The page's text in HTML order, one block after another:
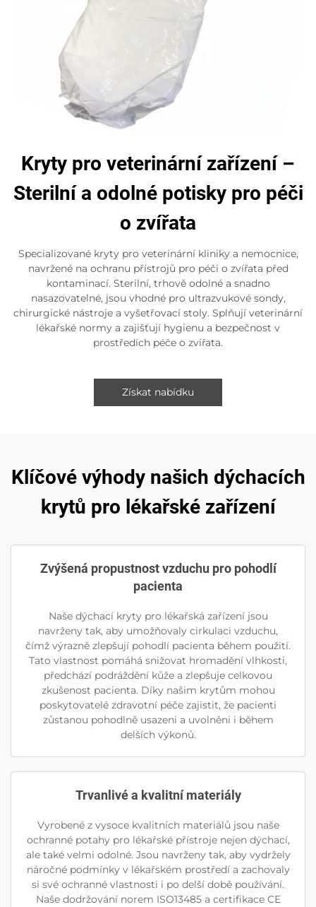
Kryty pro veterinární zařízení –
Sterilní a odolné potisky pro péči
o zvířata
Specializované kryty pro veterinární kliniky a nemocnice,
navržené na ochranu přístrojů pro péči o zvířata před
kontaminací. Sterilní, trhově odolné a snadno
nasazovatelné, jsou vhodné pro ultrazvukové sondy,
chirurgické nástroje a vyšetřovací stoly. Splňují veterinární
lékařské normy a zajišťují hygienu a bezpečnost v
prostředích péče o zvířata.
Získat nabídku
Klíčové výhody našich dýchacích
krytů pro lékařské zařízení
Zvýšená propustnost vzduchu pro pohodlí
pacienta
Naše dýchací kryty pro lékařská zařízení jsou
navrženy tak, aby umožňovaly cirkulaci vzduchu,
čímž výrazně zlepšují pohodlí pacienta během použití.
Tato vlastnost pomáhá snižovat hromadění vlhkosti,
předchází podráždění kůže a zlepšuje celkovou
zkušenost pacienta. Díky našim krytům mohou
poskytovatelé zdravotní péče zajistit, že pacienti
zůstanou pohodlně usazeni a uvolněni i během
delších výkonů.
Trvanlivé a kvalitní materiály
Vyrobené z vysoce kvalitních materiálů jsou naše
ochranné potahy pro lékařské přístroje nejen dýchací,
ale také velmi odolné. Jsou navrženy tak, aby vydržely
náročné podmínky v lékařském prostředí a zachovaly
si své ochranné vlastnosti i po delší době používání.
Naše dodržování norem ISO13485 a certifikace CE